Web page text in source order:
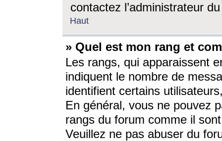
contactez l’administrateur
Haut
» Quel est mon rang et
Les rangs, qui apparaissent
indiquent le nombre de
identifient certains
En général, vous ne pouvez
rangs du forum comme il
Veuillez ne pas abuser du